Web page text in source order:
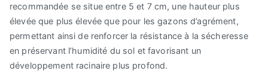
recommandée se situe entre 5 et 7 cm, une hauteur plus
élevée que plus élevée que pour les gazons d’agrément,
permettant ainsi de renforcer la résistance à la sécheresse
en préservant l’humidité du sol et favorisant un
développement racinaire plus profond.